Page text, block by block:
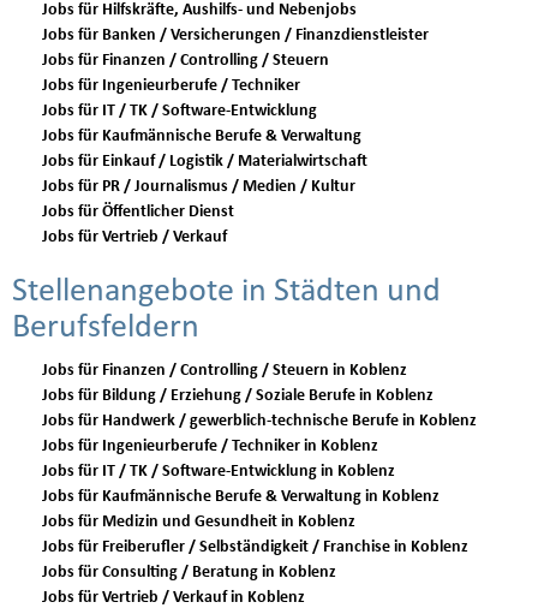
Jobs für Hilfskräfte, Aushilfs- und Nebenjobs
Jobs für Banken / Versicherungen / Finanzdienstleister
Jobs für Finanzen / Controlling / Steuern
Jobs für Ingenieurberufe / Techniker
Jobs für IT / TK / Software-Entwicklung
Jobs für Kaufmännische Berufe & Verwaltung
Jobs für Einkauf / Logistik / Materialwirtschaft
Jobs für PR / Journalismus / Medien / Kultur
Jobs für Öffentlicher Dienst
Jobs für Vertrieb / Verkauf
Stellenangebote in Städten und
Berufsfeldern
Jobs für Finanzen / Controlling / Steuern in Koblenz
Jobs für Bildung / Erziehung / Soziale Berufe in Koblenz
Jobs für Handwerk / gewerblich-technische Berufe in Koblenz
Jobs für Ingenieurberufe / Techniker in Koblenz
Jobs für IT / TK / Software-Entwicklung in Koblenz
Jobs für Kaufmännische Berufe & Verwaltung in Koblenz
Jobs für Medizin und Gesundheit in Koblenz
Jobs für Freiberufler / Selbständigkeit / Franchise in Koblenz
Jobs für Consulting / Beratung in Koblenz
Jobs für Vertrieb / Verkauf in Koblenz